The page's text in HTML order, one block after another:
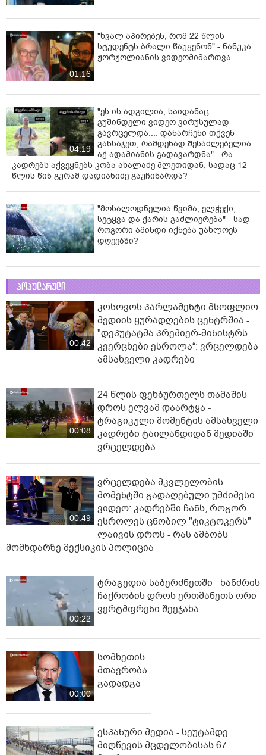
01:16
"ხვალ აპირებენ, რომ 22 წლის
სტუდენტს ბრალი წაუყენონ" - ნანუკა
ჟორჟოლიანის ვიდეომიმართვა
04:19
"ეს ის ადგილია, საიდანაც
გუშინდელი ვიდეო ვირუსულად
გავრცელდა.... დანარჩენი თქვენ
განსაჯეთ, რამდენად შესაძლებელია
აქ ადამიანის გადავარდნა" - რა
კადრებს აქვეყნებს კობა ახალაძე მლეთიდან, სადაც 12
წლის წინ გურამ დადიანიძე გაუჩინარდა?
"მოსალოდნელია წვიმა, ელჭექი,
სეტყვა და ქარის გაძლიერება" - სად
როგორი ამინდი იქნება უახლოეს
დღეებში?
პოპულარული
00:42
კოსოვოს პარლამენტი მსოფლიო
მედიის ყურადღების ცენტრშია -
"დეპუტატმა პრემიერ-მინისტრს
კვერცხები ესროლა“: ვრცელდება
ამსახველი კადრები
00:08
24 წლის ფეხბურთელს თამაშის
დროს ელვამ დაარტყა -
ტრაგიკული მომენტის ამსახველი
კადრები ტაილანდიდან მედიაში
ვრცელდება
00:49
ვრცელდება მკვლელობის
მომენტში გადაღებული უმძიმესი
ვიდეო: კადრებში ჩანს, როგორ
ესროლეს ცნობილ "ტიკტოკერს"
ლაივის დროს - რას ამბობს
მომხდარზე მექსიკის პოლიცია
00:22
ტრაგედია საბერძნეთში - ხანძრის
ჩაქრობის დროს ერთმანეთს ორი
ვერტმფრენი შეეჯახა
00:00
სომხეთის
მთავრობა
გადადგა
ესპანური მედია - სეუტამდე
მიღწევის მცდელობისას 67